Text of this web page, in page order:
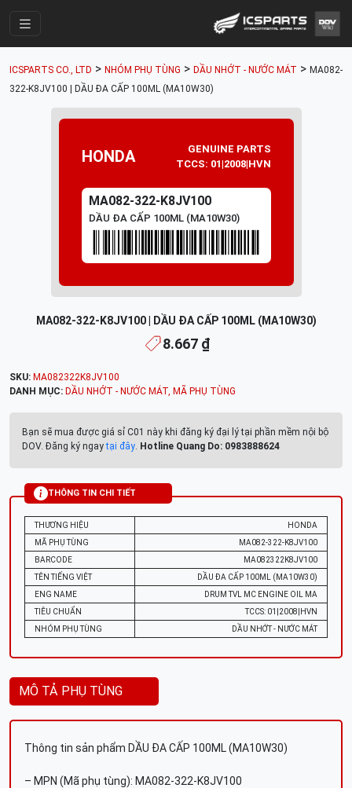
Cửa Hàng
Parts Catalogue
Mã Phụ Tùng
Tài khoản
ICSPARTS CO., LTD > NHÓM PHỤ TÙNG > DẦU NHỚT - NƯỚC MÁT > MA082-
322-K8JV100 | DẦU ĐA CẤP 100ML (MA10W30)
HONDA
GENUINE PARTS
TCCS: 01|2008|HVN
MA082-322-K8JV100
DẦU ĐA CẤP 100ML (MA10W30)
MA082-322-K8JV100 | DẦU ĐA CẤP 100ML (MA10W30)
8.667 ₫
SKU: MA082322K8JV100
DANH MỤC: DẦU NHỚT - NƯỚC MÁT, MÃ PHỤ TÙNG
Bạn sẽ mua được giá sỉ C01 này khi đăng ký đại lý tại phần mềm nội bộ
DOV. Đăng ký ngaytại đây. Hotline Quang Do: 0983888624
THÔNG TIN CHI TIẾT
THƯƠNG HIỆU
HONDA
MÃ PHỤ TÙNG
MA082-322-K8JV100
BARCODE
MA082322K8JV100
TÊN TIẾNG VIỆT
DẦU ĐA CẤP 100ML (MA10W30)
ENG NAME
DRUM TVL MC ENGINE OIL MA
TIÊU CHUẨN
TCCS: 01|2008|HVN
NHÓM PHỤ TÙNG
DẦU NHỚT - NƯỚC MÁT
MÔ TẢ PHỤ TÙNG
Thông tin sản phẩm DẦU ĐA CẤP 100ML (MA10W30)
– MPN (Mã phụ tùng): MA082-322-K8JV100